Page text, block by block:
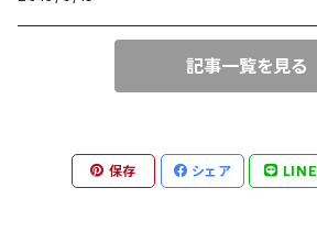
POP PUNK / MELODIC PUNK記事一覧を見る
保存 シェア LINE